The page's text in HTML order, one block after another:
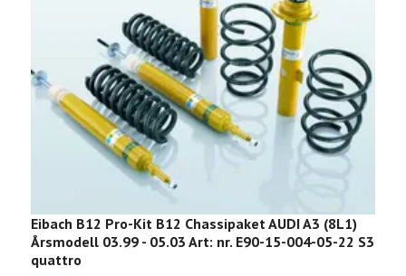
Eibach B12 Pro-Kit B12 Chassipaket AUDI A3 (8L1)
Årsmodell 03.99 - 05.03 Art: nr. E90-15-004-05-22 S3
quattro